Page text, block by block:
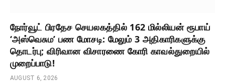
நோர்வூட் பிரதேச செயலகத்தில் 162 மில்லியன் ரூபாய்
‘அஸ்வெசும’ பண மோசடி: மேலும் 3 அதிகாரிகளுக்கு
தொடர்பு; விரிவான விசாரணை கோரி காவல்துறையில்
முறைப்பாடு!
AUGUST 6, 2026